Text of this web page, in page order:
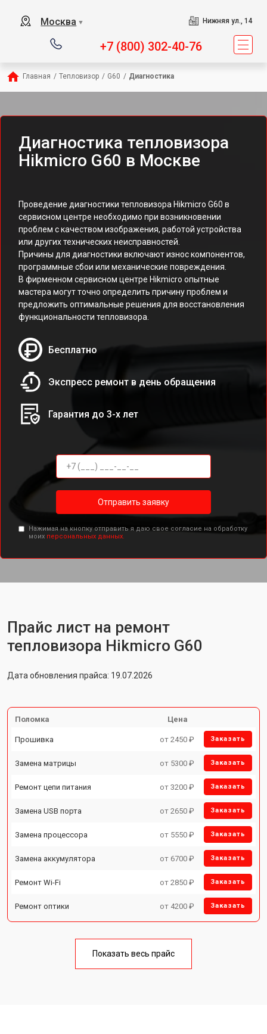
Москва ▼ Нижняя ул., 14
+7 (800) 302-40-76
Главная / Тепловизор / G60 / Диагностика
Диагностика тепловизора
Hikmicro G60 в Москве
Проведение диагностики тепловизора Hikmicro G60 в
сервисном центре необходимо при возникновении
проблем с качеством изображения, работой устройства
или других технических неисправностей.
Причины для диагностики включают износ компонентов,
программные сбои или механические повреждения.
В фирменном сервисном центре Hikmicro опытные
мастера могут точно определить причину проблем и
предложить оптимальные решения для восстановления
функциональности тепловизора.
Бесплатно
Экспресс ремонт в день обращения
Гарантия до 3-х лет
Отправить заявку
Нажимая на кнопку отправить я даю свое согласие на обработку
моих персональных данных.
Прайс лист на ремонт
тепловизора Hikmicro G60
Дата обновления прайса: 19.07.2026
Поломка Цена
Прошивка от 2450 ₽ Заказать
Замена матрицы от 5300 ₽ Заказать
Ремонт цепи питания от 3200 ₽ Заказать
Замена USB порта от 2650 ₽ Заказать
Замена процессора от 5550 ₽ Заказать
Замена аккумулятора от 6700 ₽ Заказать
Ремонт Wi-Fi от 2850 ₽ Заказать
Ремонт оптики от 4200 ₽ Заказать
Показать весь прайс